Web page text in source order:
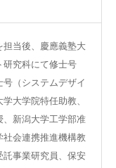
担当後、慶應義塾大
研究科にて修士号
号（システムデザイ
大学院特任助教、
、新潟大学工学部准
社会連携推進機構教
託事業研究員、保安